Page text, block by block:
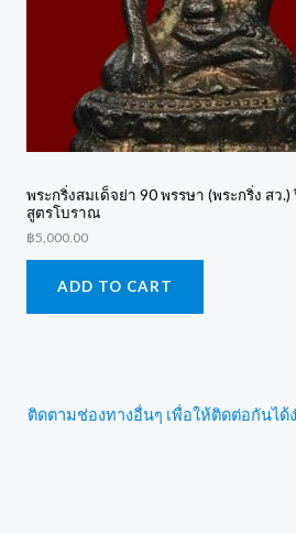
พระกริ่งสมเด็จย่า 90 พรรษา (พระกริ่ง สว
สูตรโบราณ
฿5,000.00
ADD TO CART
ติดตามช่องทางอื่นๆ เพื่อให้ติดต่อกันไ